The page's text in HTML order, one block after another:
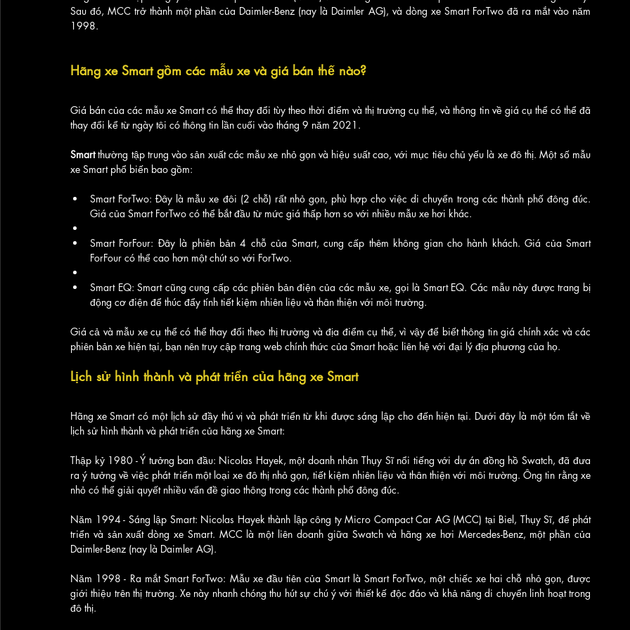
Sau đó, MCC trở thành một phần của Daimler-Benz (nay là Daimler AG), và dòng xe Smart ForTwo đã ra mắt vào năm
1998.
Hãng xe Smart gồm các mẫu xe và giá bán thế nào?
Giá bán của các mẫu xe Smart có thể thay đổi tùy theo thời điểm và thị trường cụ thể, và thông tin về giá cụ thể có thể đã
thay đổi kể từ ngày tôi có thông tin lần cuối vào tháng 9 năm 2021.
Smart thường tập trung vào sản xuất các mẫu xe nhỏ gọn và hiệu suất cao, với mục tiêu chủ yếu là xe đô thị. Một số mẫu
xe Smart phổ biến bao gồm:
Smart ForTwo: Đây là mẫu xe đôi (2 chỗ) rất nhỏ gọn, phù hợp cho việc di chuyển trong các thành phố đông đúc.
Giá của Smart ForTwo có thể bắt đầu từ mức giá thấp hơn so với nhiều mẫu xe hơi khác.
Smart ForFour: Đây là phiên bản 4 chỗ của Smart, cung cấp thêm không gian cho hành khách. Giá của Smart
ForFour có thể cao hơn một chút so với ForTwo.
Smart EQ: Smart cũng cung cấp các phiên bản điện của các mẫu xe, gọi là Smart EQ. Các mẫu này được trang bị
động cơ điện để thúc đẩy tính tiết kiệm nhiên liệu và thân thiện với môi trường.
Giá cả và mẫu xe cụ thể có thể thay đổi theo thị trường và địa điểm cụ thể, vì vậy để biết thông tin giá chính xác và các
phiên bản xe hiện tại, bạn nên truy cập trang web chính thức của Smart hoặc liên hệ với đại lý địa phương của họ.
Lịch sử hình thành và phát triển của hãng xe Smart
Hãng xe Smart có một lịch sử đầy thú vị và phát triển từ khi được sáng lập cho đến hiện tại. Dưới đây là một tóm tắt về
lịch sử hình thành và phát triển của hãng xe Smart:
Thập kỷ 1980 - Ý tưởng ban đầu: Nicolas Hayek, một doanh nhân Thụy Sĩ nổi tiếng với dự án đồng hồ Swatch, đã đưa
ra ý tưởng về việc phát triển một loại xe đô thị nhỏ gọn, tiết kiệm nhiên liệu và thân thiện với môi trường. Ông tin rằng xe
nhỏ có thể giải quyết nhiều vấn đề giao thông trong các thành phố đông đúc.
Năm 1994 - Sáng lập Smart: Nicolas Hayek thành lập công ty Micro Compact Car AG (MCC) tại Biel, Thụy Sĩ, để phát
triển và sản xuất dòng xe Smart. MCC là một liên doanh giữa Swatch và hãng xe hơi Mercedes-Benz, một phần của
Daimler-Benz (nay là Daimler AG).
Năm 1998 - Ra mắt Smart ForTwo: Mẫu xe đầu tiên của Smart là Smart ForTwo, một chiếc xe hai chỗ nhỏ gọn, được
giới thiệu trên thị trường. Xe này nhanh chóng thu hút sự chú ý với thiết kế độc đáo và khả năng di chuyển linh hoạt trong
đô thị.